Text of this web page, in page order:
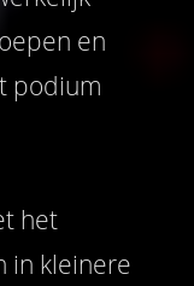
en
podium
het
in kleinere